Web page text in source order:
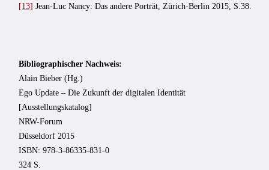
[13] Jean-Luc Nancy: Das andere Porträt, Zürich-Berlin 2015, S.38.
Bibliographischer Nachweis:
Alain Bieber (Hg.)
Ego Update – Die Zukunft der digitalen Identität
[Ausstellungskatalog]
NRW-Forum
Düsseldorf 2015
ISBN: 978-3-86335-831-0
324 S.